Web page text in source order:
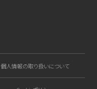
個人情報の取り扱いについて